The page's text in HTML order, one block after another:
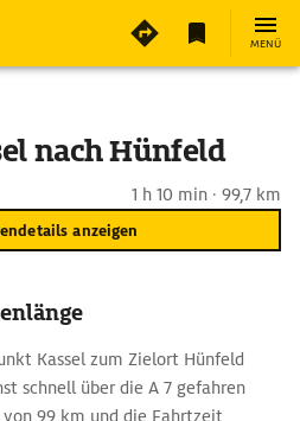
MENÜ
nach Hünfeld
1 h 10 min · 99,7 km
anzeigen
Kassel zum Zielort Hünfeld
schnell über die A 7 gefahren
99 km und die Fahrtzeit